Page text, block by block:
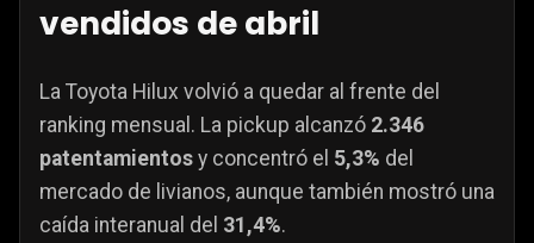
vendidos de abril
La Toyota Hilux volvió a quedar al frente del
ranking mensual. La pickup alcanzó 2.346
patentamientos y concentró el 5,3% del
mercado de livianos, aunque también mostró una
caída interanual del 31,4%.